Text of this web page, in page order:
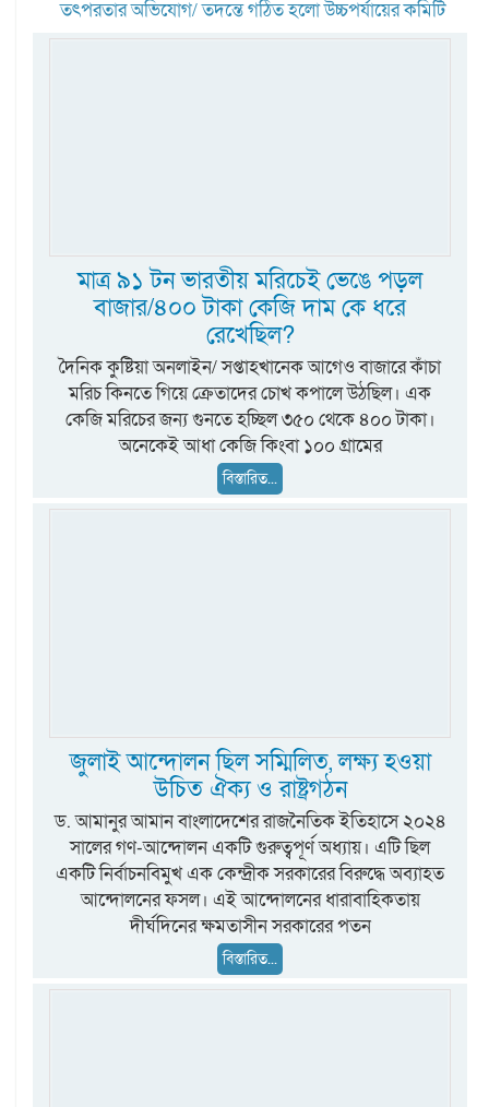
তৎপরতার অভিযোগ/ তদন্তে গঠিত হলো উচ্চপর্যায়ের কমিটি
মাত্র ৯১ টন ভারতীয় মরিচেই ভেঙে পড়ল
বাজার/৪০০ টাকা কেজি দাম কে ধরে
রেখেছিল?
দৈনিক কুষ্টিয়া অনলাইন/ সপ্তাহখানেক আগেও বাজারে কাঁচা
মরিচ কিনতে গিয়ে ক্রেতাদের চোখ কপালে উঠছিল। এক
কেজি মরিচের জন্য গুনতে হচ্ছিল ৩৫০ থেকে ৪০০ টাকা।
অনেকেই আধা কেজি কিংবা ১০০ গ্রামের
বিস্তারিত...
জুলাই আন্দোলন ছিল সম্মিলিত, লক্ষ্য হওয়া
উচিত ঐক্য ও রাষ্ট্রগঠন
ড. আমানুর আমান বাংলাদেশের রাজনৈতিক ইতিহাসে ২০২৪
সালের গণ-আন্দোলন একটি গুরুত্বপূর্ণ অধ্যায়। এটি ছিল
একটি নির্বাচনবিমুখ এক কেন্দ্রীক সরকারের বিরুদ্ধে অব্যাহত
আন্দোলনের ফসল। এই আন্দোলনের ধারাবাহিকতায়
দীর্ঘদিনের ক্ষমতাসীন সরকারের পতন
বিস্তারিত...